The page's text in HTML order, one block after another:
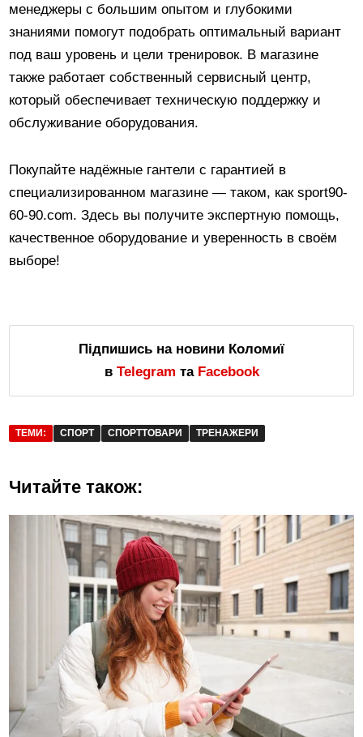
менеджеры с большим опытом и глубокими
знаниями помогут подобрать оптимальный вариант
под ваш уровень и цели тренировок. В магазине
также работает собственный сервисный центр,
который обеспечивает техническую поддержку и
обслуживание оборудования.
Покупайте надёжные гантели с гарантией в
специализированном магазине — таком, как sport90-
60-90.com. Здесь вы получите экспертную помощь,
качественное оборудование и уверенность в своём
выборе!
Підпишись на новини Коломиї
в Telegram та Facebook
ТЕМИ: СПОРТ СПОРТТОВАРИ ТРЕНАЖЕРИ
Читайте також: